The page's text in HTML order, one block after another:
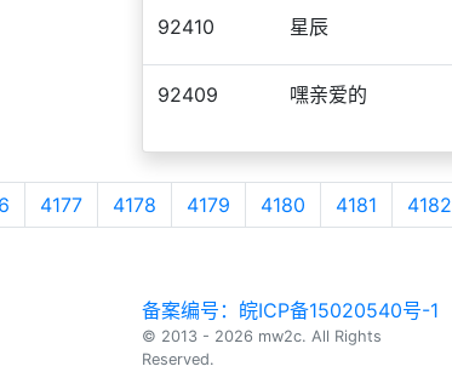
92410 星辰
92409 嘿亲爱的
4177 4178 4179 4180 4181 4182
备案编号：皖ICP备15020540号-1
© 2013 - 2026 mw2c. All Rights
Reserved.